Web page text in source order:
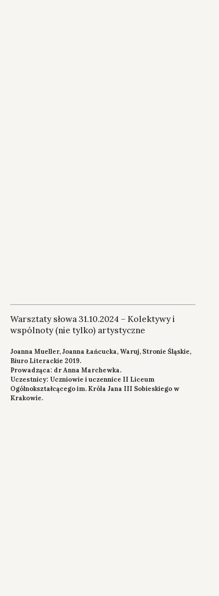
Warsztaty słowa 31.10.2024 – Kolektywy i
wspólnoty (nie tylko) artystyczne
Joanna Mueller, Joanna Łańcucka, Waruj, Stronie Śląskie,
Biuro Literackie 2019.
Prowadząca: dr Anna Marchewka.
Uczestnicy: Uczniowie i uczennice II Liceum
Ogólnokształcącego im. Króla Jana III Sobieskiego w
Krakowie.